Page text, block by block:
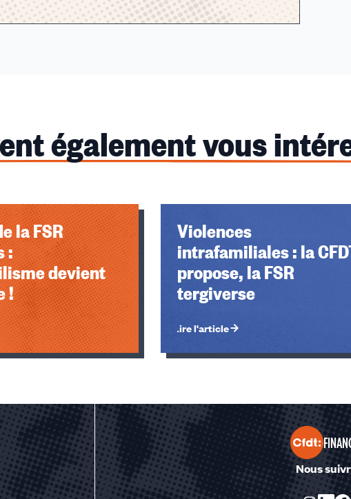
également vous
la FSR
:
devient
!
Violences
intrafamiliales : la
propose, la FSR
tergiverse
Lire l'article
Nous